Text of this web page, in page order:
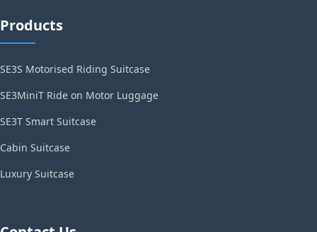
Products
SE3S Motorised Riding Suitcase
SE3MiniT Ride on Motor Luggage
SE3T Smart Suitcase
Cabin Suitcase
Luxury Suitcase